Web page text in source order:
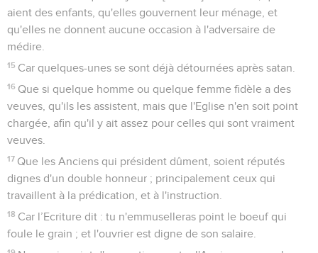
aient des enfants, qu'elles gouvernent leur ménage, et
qu'elles ne donnent aucune occasion à l'adversaire de
médire.
15 Car quelques-unes se sont déjà détournées après satan.
16 Que si quelque homme ou quelque femme fidèle a des
veuves, qu'ils les assistent, mais que l'Eglise n'en soit point
chargée, afin qu'il y ait assez pour celles qui sont vraiment
veuves.
17 Que les Anciens qui président dûment, soient réputés
dignes d'un double honneur ; principalement ceux qui
travaillent à la prédication, et à l'instruction.
18 Car l’Ecriture dit : tu n'emmuselleras point le boeuf qui
foule le grain ; et l'ouvrier est digne de son salaire.